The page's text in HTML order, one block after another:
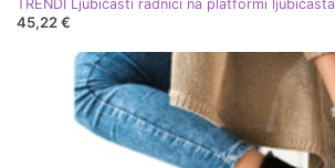
TRENDI Ljubičasti radnici na platformi ljubičasta
45,22 €